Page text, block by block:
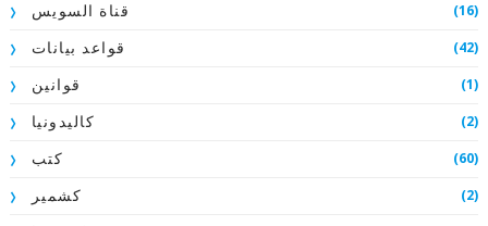
قناة السويس (16)
قواعد بيانات (42)
قوانين (1)
كاليدونيا (2)
كتب (60)
كشمير (2)